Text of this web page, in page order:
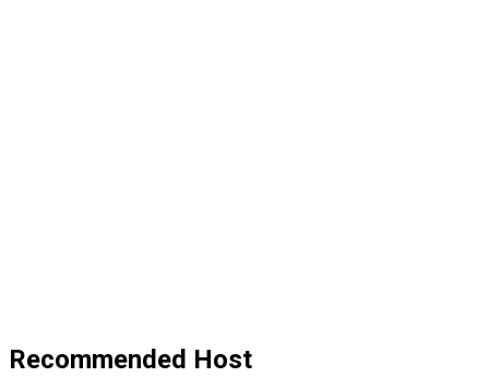
Recommended Host